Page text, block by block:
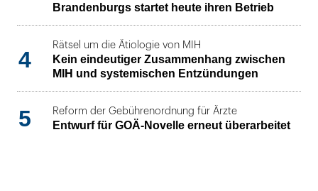
Brandenburgs startet heute ihren Betrieb
4
Rätsel um die Ätiologie von MIH
Kein eindeutiger Zusammenhang zwischen
MIH und systemischen Entzündungen
5 Reform der Gebührenordnung für Ärzte
Entwurf für GOÄ-Novelle erneut überarbeitet